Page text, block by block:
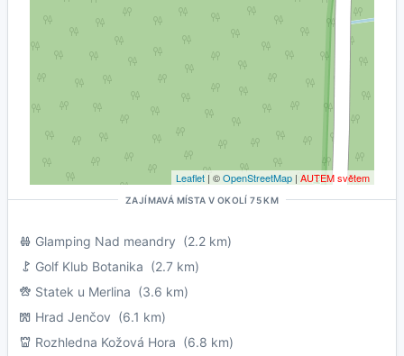
Leaflet | ©OpenStreetMap | AUTEM světem
ZAJÍMAVÁ MÍSTA V OKOLÍ 75 KM
Glamping Nad meandry (2.2 km)
Golf Klub Botanika (2.7 km)
Statek u Merlina (3.6 km)
Hrad Jenčov (6.1 km)
Rozhledna Kožová Hora (6.8 km)